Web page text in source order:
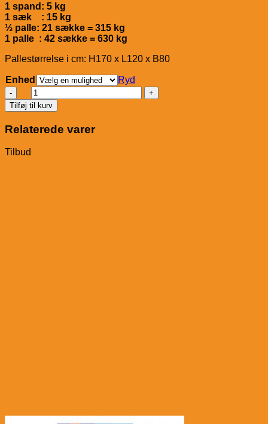
1 spand: 5 kg
1 sæk : 15 kg
½ palle: 21 sække = 315 kg
1 palle : 42 sække = 630 kg
Pallestørrelse i cm: H170 x L120 x B80
Enhed
Ryd
PRE
ALPIN
AlpenGrün
Mash
antal
Tilføj til kurv
Relaterede varer
Tilbud